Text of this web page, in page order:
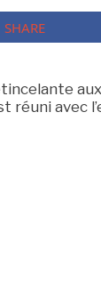
SHARE
réuni